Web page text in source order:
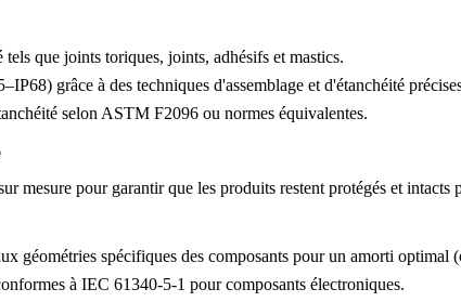
que joints toriques, joints, adhésifs et mastics.
grâce à des techniques d'assemblage et d'étanchéité
selon ASTM F2096 ou normes équivalentes.
mesure pour garantir que les produits restent protégés et
géométries spécifiques des composants pour un amorti
à IEC 61340-5-1 pour composants électroniques.